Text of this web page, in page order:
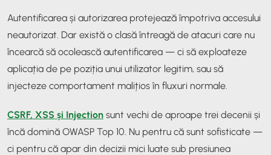
Autentificarea și autorizarea protejează împotriva accesului
neautorizat. Dar există o clasă întreagă de atacuri care nu
încearcă să ocolească autentificarea — ci să exploateze
aplicația de pe poziția unui utilizator legitim, sau să
injecteze comportament malițios în fluxuri normale.
CSRF, XSS și Injection sunt vechi de aproape trei decenii și
încă domină OWASP Top 10. Nu pentru că sunt sofisticate —
ci pentru că apar din decizii mici luate sub presiunea